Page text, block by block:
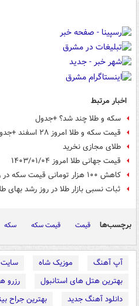
اخبار مرتبط
سکه و طلا چند شد؟ +جدول
قیمت سکه و طلا امروز ۲۸ اسفند +جدول
طلای مجازی نخرید
قیمت جهانی طلا امروز ۱۴۰۳/۰۱/۰۴
کاهش ۱۰۰ هزار تومانی قیمت سکه در روز رشد بهای طلای جهانی
ثبات نسبی بازار طلا در روز رشد بهای
برچسب‌ها قیمت قیمت سکه سکه
آپ آهنگ موزیک شاه
سایت
بهترین هتل های استانبول
رزرو
دانلود آهنگ جدید
بهترین جراح